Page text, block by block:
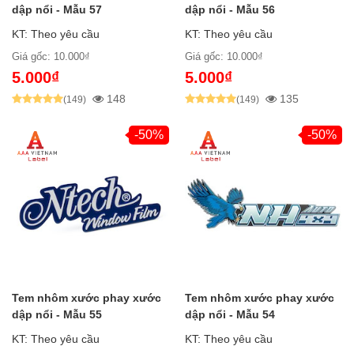
dập nổi - Mẫu 57
KT: Theo yêu cầu
Giá gốc: 10.000₫
5.000₫
(149) 148
dập nổi - Mẫu 56
KT: Theo yêu cầu
Giá gốc: 10.000₫
5.000₫
(149) 135
-50%
Tem nhôm xước phay xước
dập nổi - Mẫu 55
KT: Theo yêu cầu
-50%
Tem nhôm xước phay xước
dập nổi - Mẫu 54
KT: Theo yêu cầu